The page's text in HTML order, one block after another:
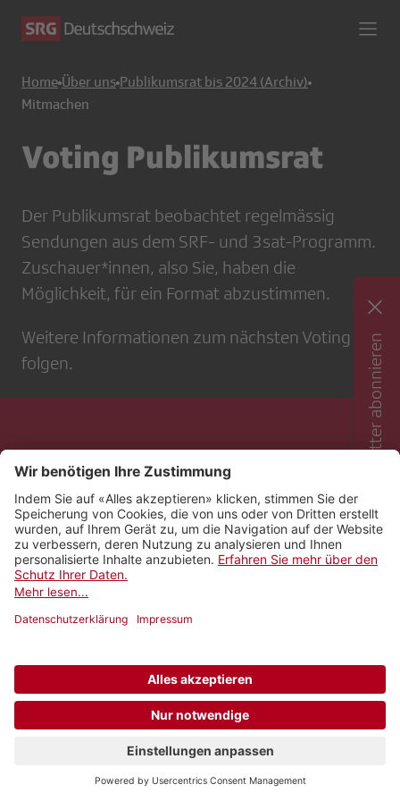
Home Über uns Publikumsrat bis 2024 (Archiv)
Mitmachen
Voting Publikumsrat
Der Publikumsrat beobachtet regelmässig
Sendungen aus dem SRF- und 3sat-Programm.
Zuschauer*innen, also Sie, haben die
Möglichkeit, für ein Format abzustimmen.
Weitere Informationen zum nächsten Voting
folgen.
Newsletter abonnieren
Impressum
Rechtliches
Netiquette
Nutzungsbedingungen
AGB Payyo
Datenschutzeinstellungen
Newsletter abonnieren